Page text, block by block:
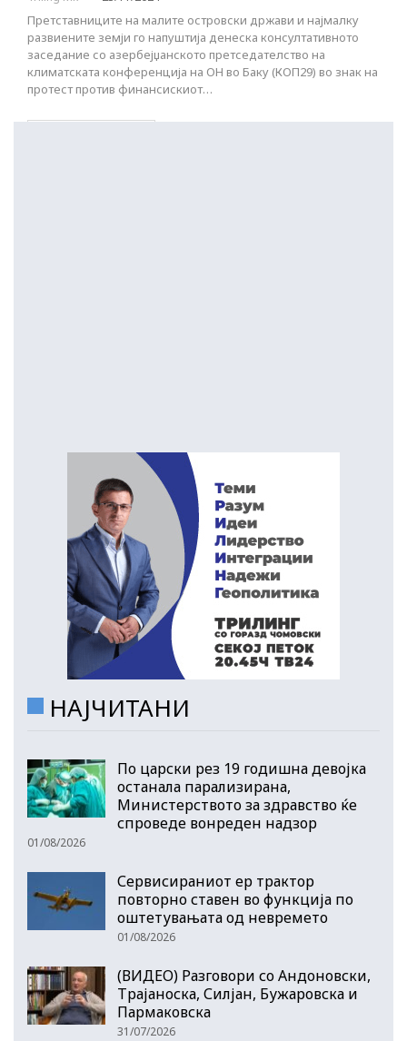
Претставниците на малите островски држави и најмалку
развиените земји го напуштија денеска консултативното
заседание со азербејџанското претседателство на
климатската конференција на ОН во Баку (КОП29) во знак на
протест против финансискиот…
НАЈЧИТАНИ
По царски рез 19 годишна девојка
останала парализирана,
Министерството за здравство ќе
спроведе вонреден надзор
01/08/2026
Сервисираниот ер трактор
повторно ставен во функција по
оштетувањата од невремето
01/08/2026
(ВИДЕО) Разговори со Андоновски,
Трајаноска, Силјан, Бужаровска и
Пармаковска
31/07/2026